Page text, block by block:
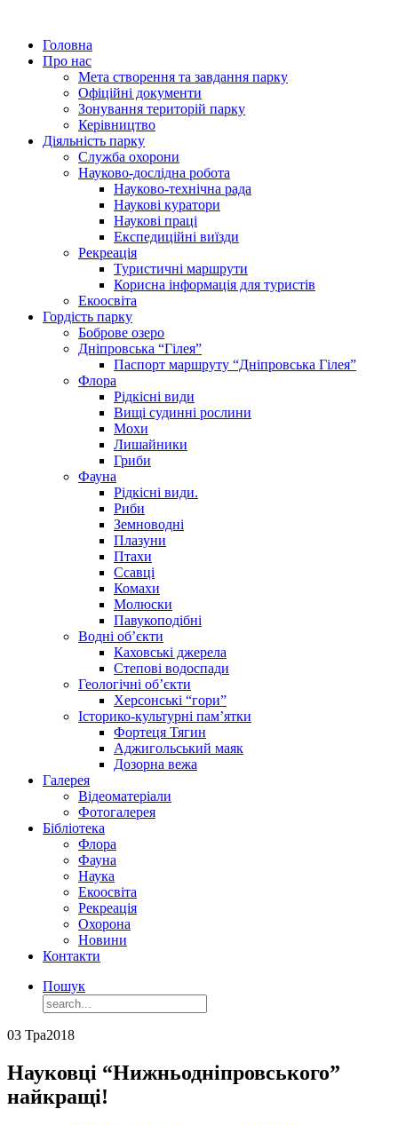
Головна
Про нас
Мета створення та завдання парку
Офіційні документи
Зонування територій парку
Керівництво
Діяльність парку
Служба охорони
Науково-дослідна робота
Науково-технічна рада
Наукові куратори
Наукові праці
Експедиційні виїзди
Рекреація
Туристичні маршрути
Корисна інформація для туристів
Екоосвіта
Гордість парку
Боброве озеро
Дніпровська “Гілея”
Паспорт маршруту “Дніпровська Гілея”
Флора
Рідкісні види
Вищі судинні рослини
Мохи
Лишайники
Гриби
Фауна
Рідкісні види.
Риби
Земноводні
Плазуни
Птахи
Ссавці
Комахи
Молюски
Павукоподібні
Водні об’єкти
Каховські джерела
Степові водоспади
Геологічні об’єкти
Херсонські “гори”
Історико-культурні пам’ятки
Фортеця Тягин
Аджигольський маяк
Дозорна вежа
Галерея
Відеоматеріали
Фотогалерея
Бібліотека
Флора
Фауна
Наука
Екоосвіта
Рекреація
Охорона
Новини
Контакти
Пошук
03 Тра2018
Науковці “Нижньодніпровського”
найкращі!